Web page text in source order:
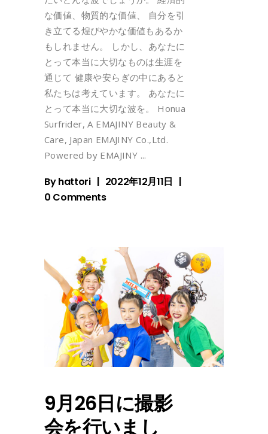
な価値、物質的な価値、 自分を引
き立てる煌びやかな価値もあるか
もしれません。 しかし、あなたに
とって本当に大切なものは生涯を
通じて 健康や安らぎの中にあると
私たちは考えています。 あなたに
とって本当に大切な波を。 Honua
Surfrider, A EMAJINY Beauty &
Care, Japan EMAJINY Co.,Ltd.
Powered by EMAJINY
Byhattori
2022年12月11日
0 Comments
9月26日に撮影
会を行いまし